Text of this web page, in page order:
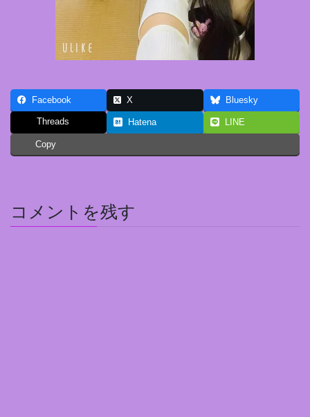
Facebook X Bluesky
Threads Hatena LINE
Copy
コメントを残す